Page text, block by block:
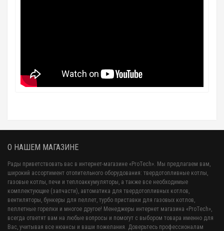
О НАШЕМ МАГАЗИНЕ
Рады приветствовать вас в интернет-магазине «ProTech». Мы предлагаем вам,
широкий ассортимент отопительного оборудования: твердотопливные котлы,
газовые котлы, печи и теплоаккумуляторы, а также все необходимые
комплектующие (запчасти), автоматика для твердотопливных котлов,
вентиляторы, бункеры для пеллет, турбо приставки для газовых котлов,
пеллетные горелки и многое другое! Менеджеры интернет магазина «ProTech»,
всегда ответят вам на любые вопросы и помогут с выбором товара именно для
Вас, учитывая все нюансы и ваши пожелания. Доверьтесь профессионалам